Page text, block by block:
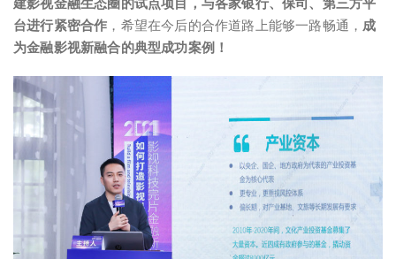
台进行紧密合作 ，希望在今后的合作道路上能够一路畅通， 成
为金融影视新融合的典型成功案例！